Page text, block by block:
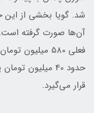
شد. گویا بخشی از این
قرار می‌گیرد.